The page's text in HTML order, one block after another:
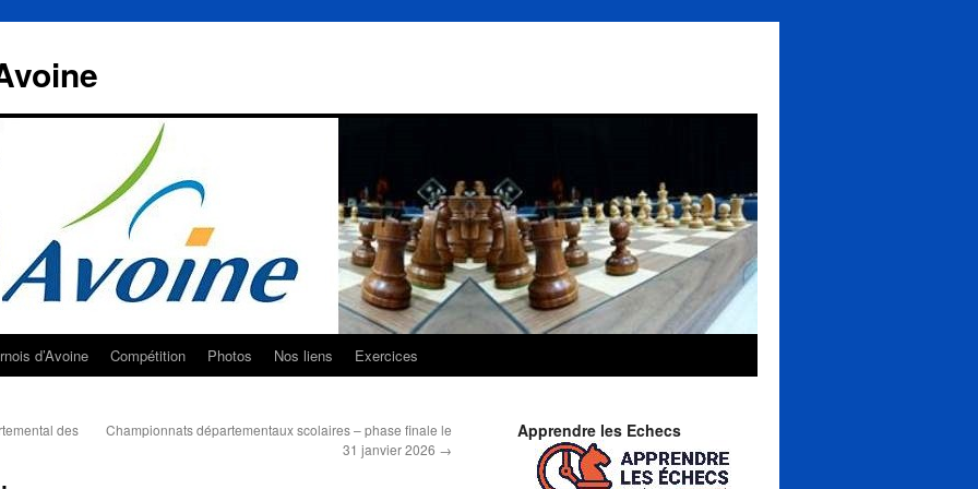
d’Avoine Compétition Photos Nos liens Exercices
des
Championnats départementaux scolaires – phase finale le
31 janvier 2026 →
Apprendre les Echecs